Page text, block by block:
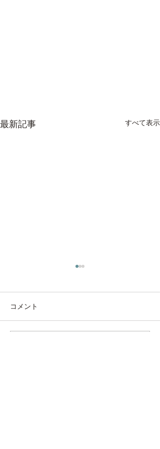
最新記事 すべて表示
コメント